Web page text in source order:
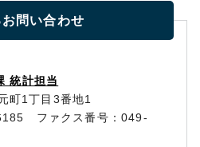
お問い合わせ
統計担当
1丁目3番地1
ファクス番号：049-